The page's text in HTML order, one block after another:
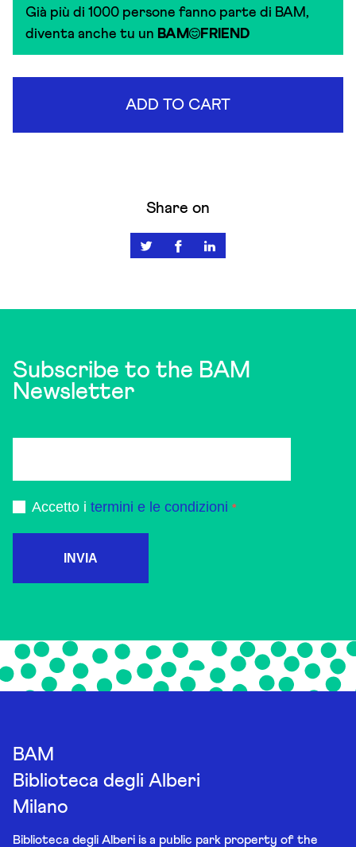
Già più di 1000 persone fanno parte di BAM,
diventa anche tu un BAM FRIEND
ADD TO CART
Share on
Subscribe to the BAM
Newsletter
Accetto i termini e le condizioni
INVIA
BAM
Biblioteca degli Alberi
Milano
Biblioteca degli Alberi is a public park property of the